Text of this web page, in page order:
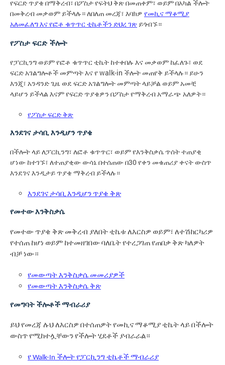
የፍርድ ጥያቄ በማቅረብ፣ በፖስታ የፍትህ ቅጽ በመጠቀም፣ ወይም በአካል ችሎት
በመቅረብ መቃወም ይችላሉ። ለበለጠ መረጃ፣ እባክዎ የመኪና ማቆሚያ
አለመፈለግ እና የፎቶ ቁጥጥር ቲኬቶችን ድህረ ገጽ ይጎብኙ።
የፖስታ ፍርድ ችሎት
የፓርኪንግ ወይም የፎቶ ቁጥጥር ቲኬት ከተቀበሉ እና መቃወም ከፈለጉ፣ ወደ
ፍርድ አገልግሎቶች መምጣት እና የ walk-in ችሎት መጠየቅ ይችላሉ። ይሁን
እንጂ፣ አንዳንድ ጊዜ ወደ ፍርድ አገልግሎት መምጣት ላይቻል ወይም አመቺ
ላይሆን ይችላል እናም የፍርድ ጥያቄዎን በፖስታ የማቅረብ አማራጭ አለዎት።
የፖስታ ፍርድ ቅጽ
እንደገና ታሳቢ እንዲሆን ጥያቄ
በችሎት ላይ ለፓርኪንግ፣ ለፎቶ ቁጥጥር፣ ወይም የእንቅስቃሴ ጥሰት ተጠያቂ
ሆነው ከተገኙ፣ ለተጠያቂው ውሳኔ በተሰጠው በ30 የቀን መቁጠሪያ ቀናት ውስጥ
እንደገና እንዲታይ ጥያቄ ማቅረብ ይችላሉ።
እንደገና ታሳቢ እንዲሆን ጥያቄ ቅጽ
የመተው እንቅስቃሴ
የመተው ጥያቄ ቅጽ መቅረብ ያለበት ቲኬቱ ለእርስዎ ወይም፣ ለተሽከርካሪዎ
የተሰጠ ከሆነ ወይም ከተመዘገበው ባለቤት የተረጋገጠ የጠበቃ ቅጽ ካለዎት
ብቻ ነው።
የመውጣት እንቅስቃሴ መመሪያዎች
የመውጣት እንቅስቃሴ ቅጽ
የመግባት ችሎቶች ማብራሪያ
ይህ የመረጃ ሉህ ለእርስዎ በተሰጠዎት የመኪና ማቆሚያ ቲኬት ላይ በችሎት
ውስጥ የሚከተሏቸውን የችሎት ሂደቶች ያብራራል።
የ Walk-In ችሎት የፓርኪንግ ቲኬቶች ማብራሪያ